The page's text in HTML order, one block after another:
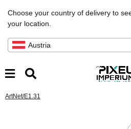
Choose your country of delivery to
your location.
Austria
ArtNet/E1.31